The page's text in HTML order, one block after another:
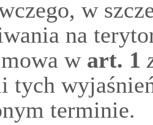
w
na
wart. 1
tych
terminie.